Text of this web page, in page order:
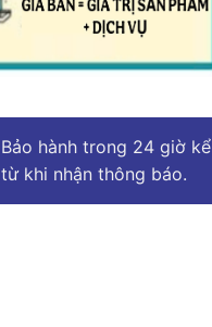
Bảo hành trong 24 giờ kể
từ khi nhận thông báo.